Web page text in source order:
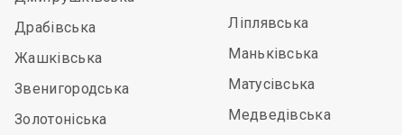
Драбівська
Жашківська
Звенигородська
Золотоніська
Ліплявська
Маньківська
Матусівська
Медведівська